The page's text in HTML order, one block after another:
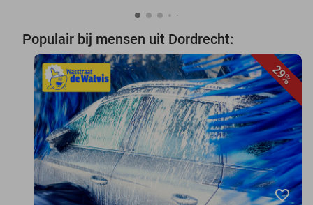
Populair bij mensen uit Dordrecht:
29%
favorite_border